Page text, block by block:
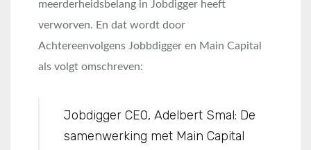
meerderheidsbelang in Jobdigger heeft
verworven. En dat wordt door
Achtereenvolgens Jobbdigger en Main Capital
als volgt omschreven:
Jobdigger CEO, Adelbert Smal: De
samenwerking met Main Capital